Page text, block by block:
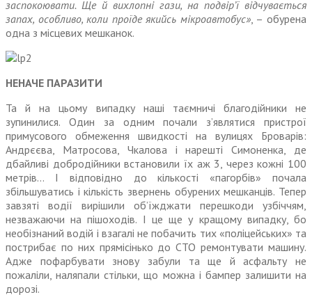
заспокоювати. Ще й вихлопні гази, на подвір’ї відчувається
запах, особливо, коли проїде якийсь мікроавто­бус», – обурена
одна з місцевих мешканок.
НЕНАЧЕ ПАРАЗИТИ
Та й на цьому випадку наші таєм­ничі благодійники не
зупинилися. Один за одним почали з’являтися пристрої
примусового обмеження швидкості на вулицях Броварів:
Андрєєва, Матросова, Чкалова і нарешті Симоненка, де
дбайливі добродійники встановили їх аж 3, через кожні 100
метрів… І від­повідно до кількості «пагорбів» почала
збільшуватись і кількість звернень обурених мешканців. Тепер
завзяті водії вирішили об’їжджати перешкоди узбіччям,
незважаючи на пішоходів. І це ще у кращому випадку, бо
необізнаний водій і взагалі не побачить тих «поліцейських» та
пострибає по них прямісінько до СТО ремонту­вати машину.
Адже пофарбувати знову забули та ще й асфальту не
пожаліли, наляпали стільки, що можна і бампер залишити на
дорозі.